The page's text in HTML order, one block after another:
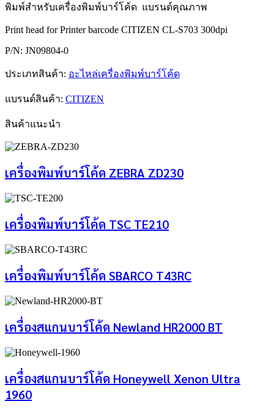
พิมพ์สำหรับเครื่องพิมพ์บาร์โค้ด แบรนด์คุณภาพ
Print head for Printer barcode CITIZEN CL-S703 300dpi
P/N: JN09804-0
ประเภทสินค้า: อะไหล่เครื่องพิมพ์บาร์โค้ด
แบรนด์สินค้า: CITIZEN
สินค้าแนะนำ
เครื่องพิมพ์บาร์โค้ด ZEBRA ZD230
เครื่องพิมพ์บาร์โค้ด TSC TE210
เครื่องพิมพ์บาร์โค้ด SBARCO T43RC
เครื่องสแกนบาร์โค้ด Newland HR2000 BT
เครื่องสแกนบาร์โค้ด Honeywell Xenon Ultra
1960